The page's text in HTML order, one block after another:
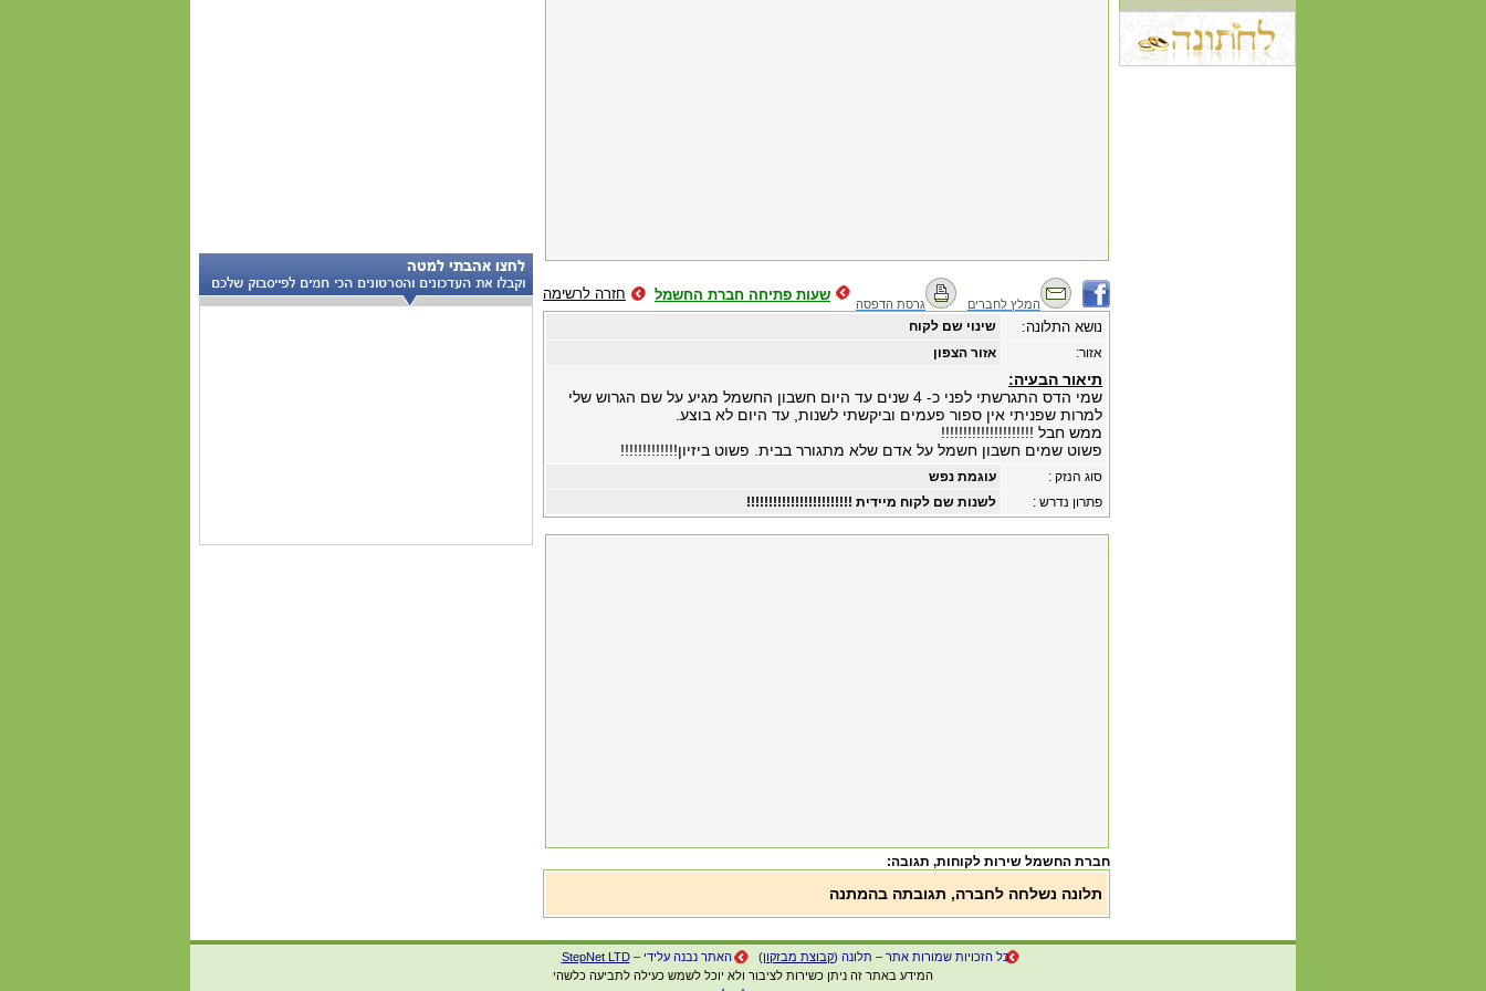
חזרה לרשימה שעות פתיחה חברת החשמל
גרסת הדפסה המלץ לחברים
שינוי שם לקוח נושא התלונה:
אזור הצפון אזור:
תיאור הבעיה:
שמי הדס התגרשתי לפני כ- 4 שנים עד היום חשבון החשמל מגיע על שם הגרוש שלי
למרות שפניתי אין ספור פעמים וביקשתי לשנות, עד היום לא בוצע.
ממש חבל !!!!!!!!!!!!!!!!!!!!!
פשוט שמים חשבון חשמל על אדם שלא מתגורר בבית. פשוט ביזיון!!!!!!!!!!!!!
עוגמת נפש
סוג הנזק :
לשנות שם לקוח מיידית !!!!!!!!!!!!!!!!!!!!!!!!
פתרון נדרש :
חברת החשמל שירות לקוחות, תגובה:
תלונה נשלחה לחברה, תגובתה בהמתנה
כל הזכויות שמורות אתר – תלונה (קבוצת מבזקון) האתר נבנה עלידי –StepNet LTD
המידע באתר זה ניתן כשירות לציבור ולא יוכל לשמש כעילה לתביעה כלשהי